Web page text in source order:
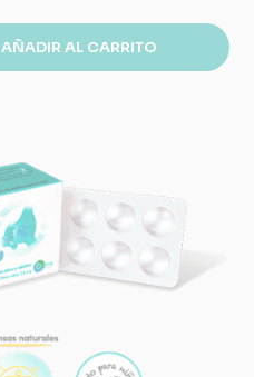
AÑADIR AL CARRITO